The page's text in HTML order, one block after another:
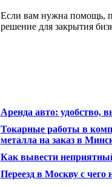
Если вам нужна помощь,
решение для закрытия
Аренда авто: удобство,
Токарные работы в
металла на заказ в
Как вывести
Переезд в Москву с чего